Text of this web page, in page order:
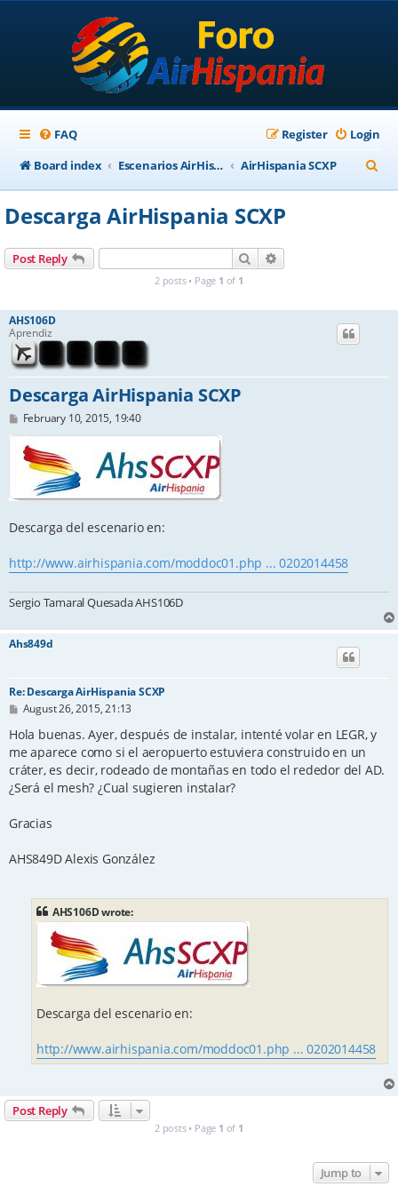
FAQ Login
Register
Board index
Escenarios AirHispania AirHispania SCXP
e
Descarga AirHispania SCXP
Post Reply Search
2 posts • Page 1 of 1
AHS106D
Aprendiz
Descarga AirHispania SCXP
PFebruary 10, 2015, 19:40
Descarga del escenario en:
http://www.airhispania.com/moddoc01.php ... 0202014458
Sergio Tamaral Quesada AHS106D
Ahs849d
Re: Descarga AirHispania SCXP
P
s
August 26, 2015, 21:13
Hola buenas. Ayer, después de instalar, intenté volar en LEGR, y
me aparece como si el aeropuerto estuviera construido en un
cráter, es decir, rodeado de montañas en todo el rededor del AD.
¿Será el mesh? ¿Cual sugieren instalar?
Gracias
AHS849D Alexis González
AHS106D wrote:
Descarga del escenario en:
http://www.airhispania.com/moddoc01.php ... 0202014458
Post Reply
2 posts • Page 1 of 1
Jump to